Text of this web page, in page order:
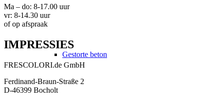
Gestorte beton
Ma – do: 8-17.00 uur
vr: 8-14.30 uur
of op afspraak
IMPRESSIES
FRESCOLORI.de GmbH
Ferdinand-Braun-Straße 2
D-46399 Bocholt